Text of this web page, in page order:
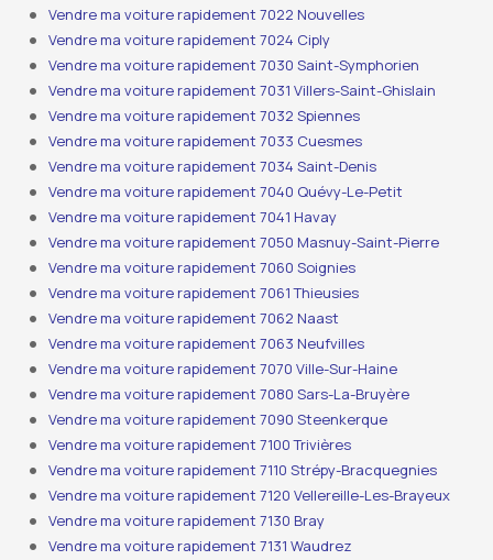
Vendre ma voiture rapidement 7022 Nouvelles
Vendre ma voiture rapidement 7024 Ciply
Vendre ma voiture rapidement 7030 Saint-Symphorien
Vendre ma voiture rapidement 7031 Villers-Saint-Ghislain
Vendre ma voiture rapidement 7032 Spiennes
Vendre ma voiture rapidement 7033 Cuesmes
Vendre ma voiture rapidement 7034 Saint-Denis
Vendre ma voiture rapidement 7040 Quévy-Le-Petit
Vendre ma voiture rapidement 7041 Havay
Vendre ma voiture rapidement 7050 Masnuy-Saint-Pierre
Vendre ma voiture rapidement 7060 Soignies
Vendre ma voiture rapidement 7061 Thieusies
Vendre ma voiture rapidement 7062 Naast
Vendre ma voiture rapidement 7063 Neufvilles
Vendre ma voiture rapidement 7070 Ville-Sur-Haine
Vendre ma voiture rapidement 7080 Sars-La-Bruyère
Vendre ma voiture rapidement 7090 Steenkerque
Vendre ma voiture rapidement 7100 Trivières
Vendre ma voiture rapidement 7110 Strépy-Bracquegnies
Vendre ma voiture rapidement 7120 Vellereille-Les-Brayeux
Vendre ma voiture rapidement 7130 Bray
Vendre ma voiture rapidement 7131 Waudrez